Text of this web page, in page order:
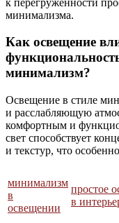
минимализма.
Как освещение
минимализм?
Освещение в стиле
и расслабляющую
комфортным и
свет способствует
и текстур, что
минимализм
в
освещении
простое
в